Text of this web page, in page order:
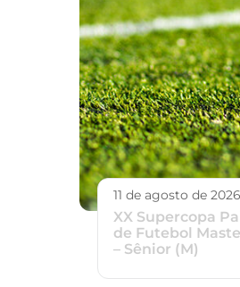
11 de agosto de 2026
XX Supercopa
de Futebol
– Sênior (M)